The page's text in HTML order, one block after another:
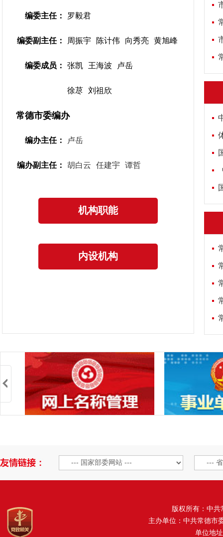
编委主任： 罗毅君
编委副主任： 周振宇 陈计伟 向秀亮 黄旭峰
编委成员： 张凯 王海波 卢岳
徐荩 刘祖欣
常德市委编办
编办主任： 卢岳
编办副主任： 胡白云 任建宇 谭哲
机构职能
内设机构
版权所有：中
主办单位：中共常德市
单位地